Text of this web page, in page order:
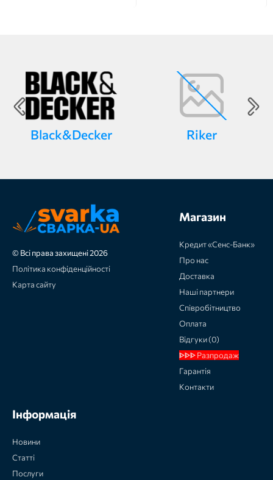
Black&Decker Riker
© Всі права захищені 2026
Політика конфіденційності
Карта сайту
Магазин
Кредит «Сенс-Банк»
Про нас
Доставка
Наші партнери
Співробітництво
Оплата
Відгуки (0)
ᐈᐈᐈ Разпродаж
Гарантія
Контакти
Інформація
Новини
Статті
Послуги